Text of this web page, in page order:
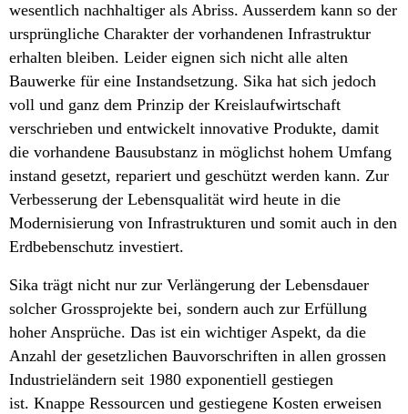
wesentlich nachhaltiger als Abriss. Ausserdem kann so der
ursprüngliche Charakter der vorhandenen Infrastruktur
erhalten bleiben. Leider eignen sich nicht alle alten
Bauwerke für eine Instandsetzung. Sika hat sich jedoch
voll und ganz dem Prinzip der Kreislaufwirtschaft
verschrieben und entwickelt innovative Produkte, damit
die vorhandene Bausubstanz in möglichst hohem Umfang
instand gesetzt, repariert und geschützt werden kann. Zur
Verbesserung der Lebensqualität wird heute in die
Modernisierung von Infrastrukturen und somit auch in den
Erdbebenschutz investiert.
Sika trägt nicht nur zur Verlängerung der Lebensdauer
solcher Grossprojekte bei, sondern auch zur Erfüllung
hoher Ansprüche. Das ist ein wichtiger Aspekt, da die
Anzahl der gesetzlichen Bauvorschriften in allen grossen
Industrieländern seit 1980 exponentiell gestiegen
ist. Knappe Ressourcen und gestiegene Kosten erweisen